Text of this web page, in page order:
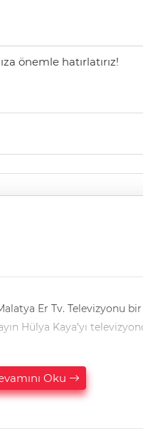
önemle hatırlatırız!
Er Tv.
Hülya Kaya’yı
Oku